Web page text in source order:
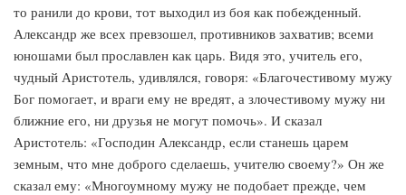
то ранили до крови, тот выходил из боя как побежденный.
Александр же всех превзошел, противников захватив; всеми
юношами был прославлен как царь. Видя это, учитель его,
чудный Аристотель, удивлялся, говоря: «Благочестивому мужу
Бог помогает, и враги ему не вредят, а злочестивому мужу ни
ближние его, ни друзья не могут помочь». И сказал
Аристотель: «Господин Александр, если станешь царем
земным, что мне доброго сделаешь, учителю своему?» Он же
сказал ему: «Многоумному мужу не подобает прежде, чем